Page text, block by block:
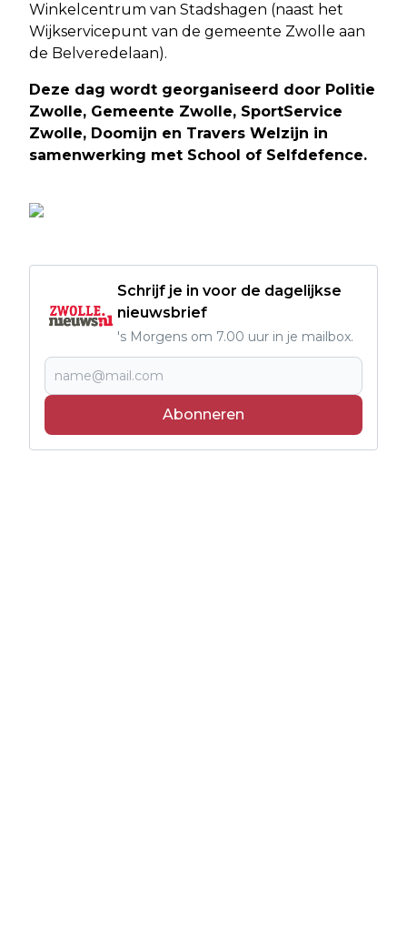
Winkelcentrum van Stadshagen (naast het
Wijkservicepunt van de gemeente Zwolle aan
de Belveredelaan).
Deze dag wordt georganiseerd door Politie
Zwolle, Gemeente Zwolle, SportService
Zwolle, Doomijn en Travers Welzijn in
samenwerking met School of Selfdefence.
Schrijf je in voor de dagelijkse
nieuwsbrief
's Morgens om 7.00 uur in je mailbox.
Abonneren